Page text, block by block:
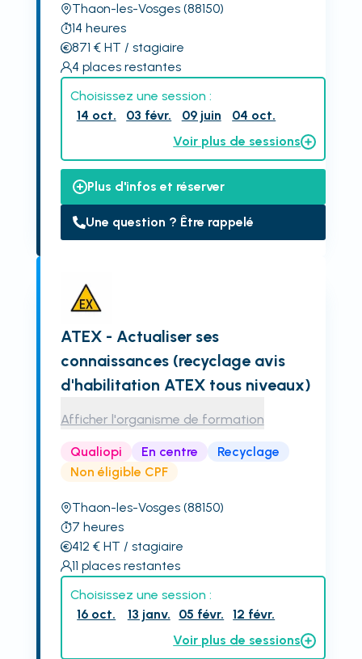
Thaon-les-Vosges (88150)
14 heures
871 € HT / stagiaire
4 places restantes
Choisissez une session :
14 oct.
03 févr. 09 juin
04 oct.
Voir plus de sessions
Plus d'infos et réserver
Une question ? Être rappelé
ATEX - Actualiser ses
connaissances (recyclage avis
d'habilitation ATEX tous niveaux)
Afficher l'organisme de formation
Qualiopi En centre
Recyclage
Non éligible CPF
Thaon-les-Vosges (88150)
7 heures
412 € HT / stagiaire
11 places restantes
Choisissez une session :
16 oct.
13 janv. 05 févr.
12 févr.
Voir plus de sessions